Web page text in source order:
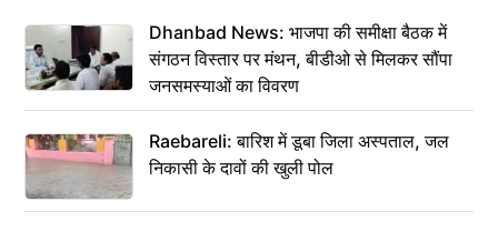
Dhanbad News: भाजपा की समीक्षा बैठक में
संगठन विस्तार पर मंथन, बीडीओ से मिलकर सौंपा
जनसमस्याओं का विवरण
Raebareli: बारिश में डूबा जिला अस्पताल, जल
निकासी के दावों की खुली पोल